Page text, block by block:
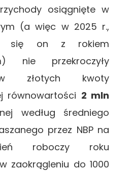
osiągnięte w
(a więc w 2025 r.,
się on z rokiem
nie przekroczyły
złotych kwoty
równowartości 2 mln
według średniego
przez NBP na
roboczy roku
zaokrągleniu do 1000